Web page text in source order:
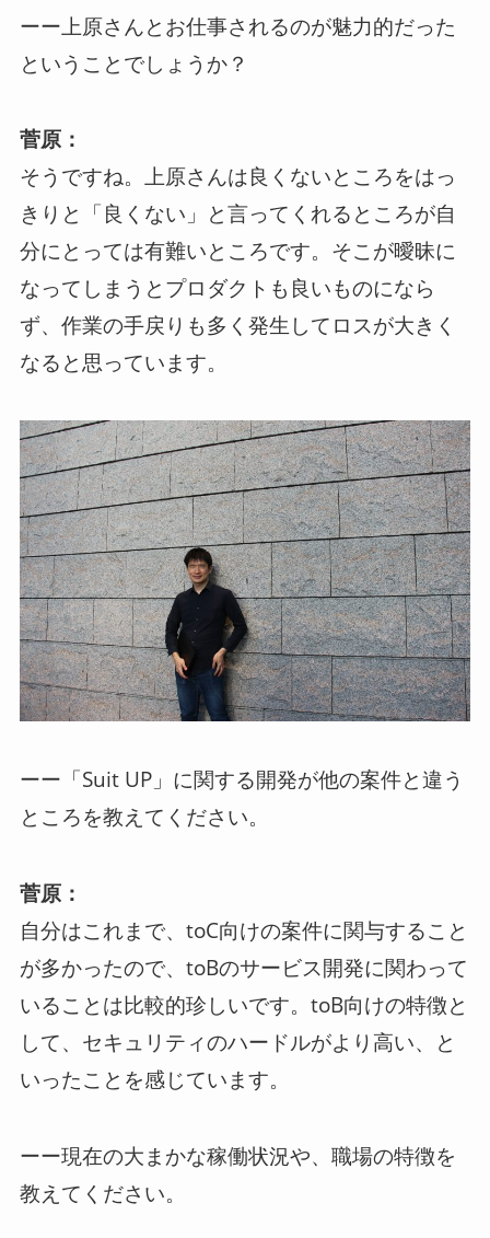
ーー上原さんとお仕事されるのが魅力的だった
ということでしょうか？
菅原：
そうですね。上原さんは良くないところをはっ
きりと「良くない」と言ってくれるところが自
分にとっては有難いところです。そこが曖昧に
なってしまうとプロダクトも良いものになら
ず、作業の手戻りも多く発生してロスが大きく
なると思っています。
ーー「Suit UP」に関する開発が他の案件と違う
ところを教えてください。
菅原：
自分はこれまで、toC向けの案件に関与すること
が多かったので、toBのサービス開発に関わって
いることは比較的珍しいです。toB向けの特徴と
して、セキュリティのハードルがより高い、と
いったことを感じています。
ーー現在の大まかな稼働状況や、職場の特徴を
教えてください。